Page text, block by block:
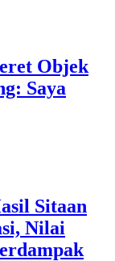
Objek
Saya
Sitaan
Nilai